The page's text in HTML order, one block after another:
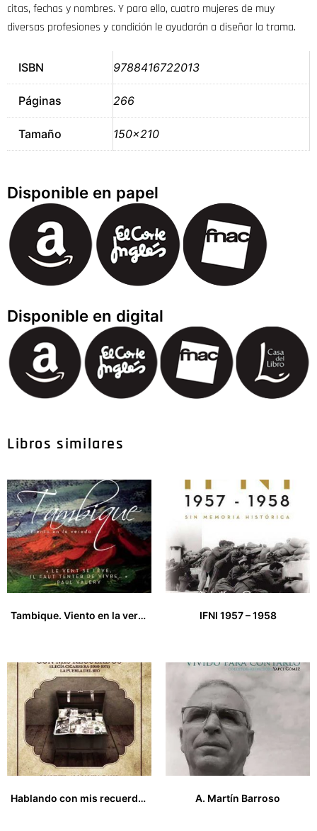
citas, fechas y nombres. Y para ello, cuatro mujeres de muy
diversas profesiones y condición le ayudarán a diseñar la trama.
ISBN 9788416722013
Páginas 266
Tamaño 150×210
Disponible en papel
Disponible en digital
Libros similares
Tambique. Viento en la vereda
IFNI 1957 – 1958
Hablando con mis recuerdos
A. Martín Barroso